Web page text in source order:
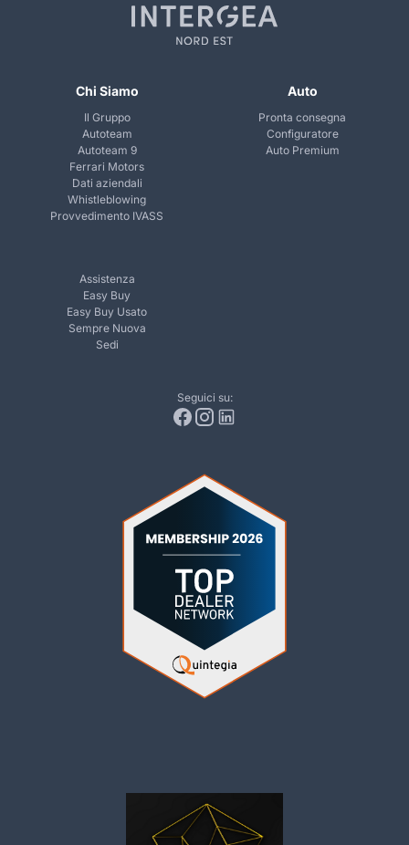
Chi Siamo
Il Gruppo
Autoteam
Autoteam 9
Ferrari Motors
Dati aziendali
Whistleblowing
Provvedimento IVASS
Auto
Pronta consegna
Configuratore
Auto Premium
Assistenza
Easy Buy
Easy Buy Usato
Sempre Nuova
Sedi
Seguici su: